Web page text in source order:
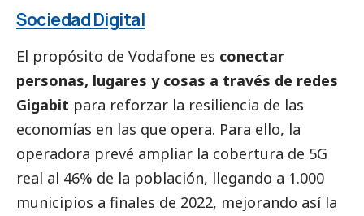
Sociedad Digital
El propósito de Vodafone es conectar
personas, lugares y cosas a través de redes
Gigabit para reforzar la resiliencia de las
economías en las que opera. Para ello, la
operadora prevé ampliar la cobertura de 5G
real al 46% de la población, llegando a 1.000
municipios a finales de 2022, mejorando así la